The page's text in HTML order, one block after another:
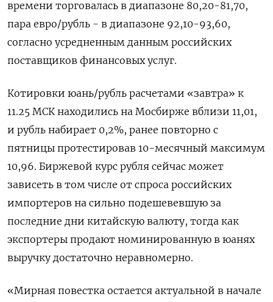
времени торговалась в диапазоне 80,20-81,70,
пара евро/рубль - в диапазоне 92,10-93,60,
согласно усредненным данным российских
поставщиков финансовых услуг.
Котировки юань/рубль расчетами «завтра» к
11.25 МСК находились на Мосбирже вблизи 11,01,
и рубль набирает 0,2%, ранее повторно с
пятницы протестировав 10-месячный максимум
10,96. Биржевой курс рубля сейчас может
зависеть в том числе от спроса российских
импортеров на сильно подешевевшую за
последние дни китайскую валюту, тогда как
экспортеры продают номинированную в юанях
выручку достаточно неравномерно.
«Мирная повестка остается актуальной в начале